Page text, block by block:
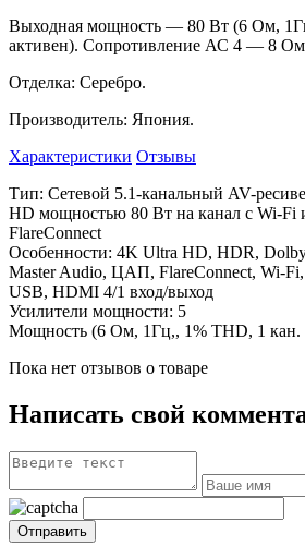
Выходная мощность — 80 Вт (6 Ом,
активен). Сопротивление АС 4 — 8
Отделка: Серебро.
Производитель: Япония.
Характеристики Отзывы
Тип: Сетевой 5.1-канальный AV-
HD мощностью 80 Вт на канал c Wi-Fi
FlareConnect
Особенности: 4K Ultra HD, HDR,
Master Audio, ЦАП, FlareConnect, Wi-
USB, HDMI 4/1 вход/выход
Усилители мощности: 5
Мощность (6 Ом, 1Гц,, 1% THD, 1 кан.
Пока нет отзывов о товаре
Написать свой